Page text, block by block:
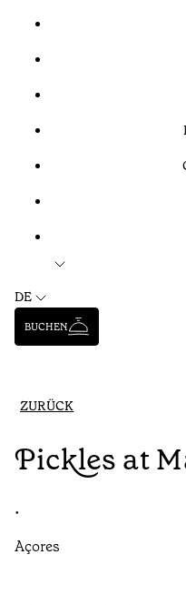
DE
BUCHEN
ZURÜCK
Pickles at
•
Açores